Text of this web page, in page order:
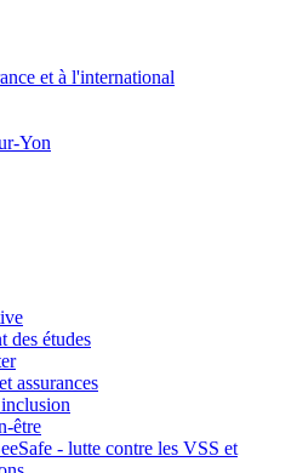
et à l'international
Yon
des études
assurances
être
- lutte contre les VSS et